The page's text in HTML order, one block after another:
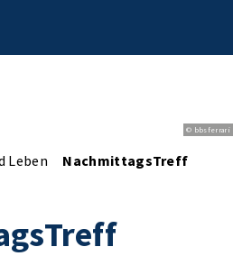
© bbsferrari
Leben NachmittagsTreff